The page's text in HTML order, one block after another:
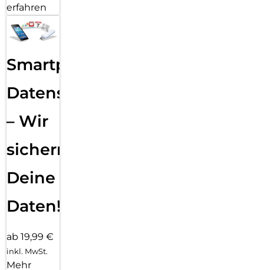
erfahren
Smartphone
Datensicherung
– Wir
sichern
Deine
Daten!
ab 19,99 €
inkl. MwSt.
Mehr